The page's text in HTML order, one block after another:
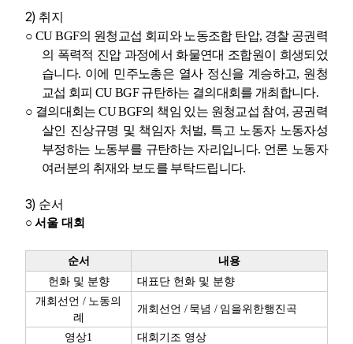
2) 취지
○CU BGF의 원청교섭 회피와 노동조합 탄압, 경찰 공권력
의 폭력적 진압 과정에서 화물연대 조합원이 희생되었
습니다. 이에 민주노총은 열사 정신을 계승하고, 원청
교섭 회피 CU BGF규탄하는 결의대회를 개최합니다.
○ 결의대회는CU BGF의 책임 있는 원청교섭 참여, 공권력
살인 진상규명 및 책임자 처벌, 특고 노동자 노동자성
부정하는 노동부를 규탄하는 자리입니다. 언론 노동자
여러분의 취재와 보도를 부탁드립니다.
3) 순서
○ 서울 대회
순서
내용
헌화 및 분향
대표단 헌화 및 분향
개회선언/ 노동의
례
개회선언 / 묵념/ 임을위한행진곡
영상1
대회기조 영상